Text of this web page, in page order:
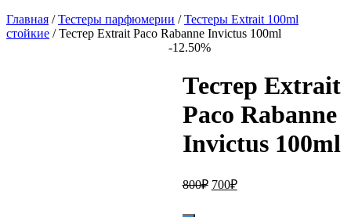
Главная /Тестеры парфюмерии /Тестеры Extrait 100ml
стойкие / Тестер Extrait Paco Rabanne Invictus 100ml
-12.50%
Тестер Extrait
Paco Rabanne
Invictus 100ml
800₽ Первоначальная
700₽Текущая